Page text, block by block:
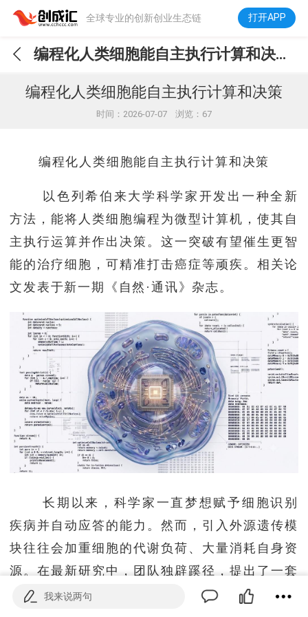
全球专业的创新创业生态链 打开APP
编程化人类细胞能自主执行计算和决策
编程化人类细胞能自主执行计算和决策
时间：2026-07-07 浏览：67
编程化人类细胞能自主执行计算和决策
以色列希伯来大学科学家开发出一种全新
方法，能将人类细胞编程为微型计算机，使其自
主执行运算并作出决策。这一突破有望催生更智
能的治疗细胞，可精准打击癌症等顽疾。相关论
文发表于新一期《自然·通讯》杂志。
长期以来，科学家一直梦想赋予细胞识别
疾病并自动应答的能力。然而，引入外源遗传模
块往往会加重细胞的代谢负荷、大量消耗自身资
源。在最新研究中，团队独辟蹊径，提出了一套
模块化设计框架，在细胞内创造出可处理信息、
我来说两句